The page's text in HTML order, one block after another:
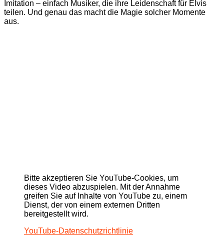
Imitation – einfach Musiker, die ihre Leidenschaft für Elvis
teilen. Und genau das macht die Magie solcher Momente
aus.
Bitte akzeptieren Sie YouTube-Cookies, um
dieses Video abzuspielen. Mit der Annahme
greifen Sie auf Inhalte von YouTube zu, einem
Dienst, der von einem externen Dritten
bereitgestellt wird.
YouTube-Datenschutzrichtlinie